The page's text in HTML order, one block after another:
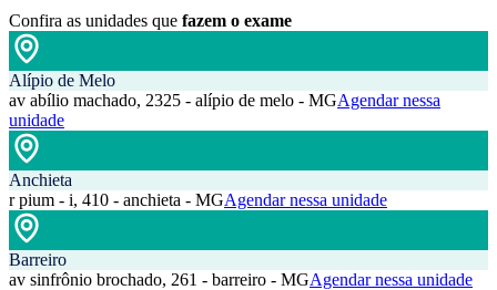
Confira as unidades que fazem o exame
Alípio de Melo
av abílio machado, 2325 - alípio de melo - MGAgendar nessa
unidade
Anchieta
r pium - i, 410 - anchieta - MGAgendar nessa unidade
Barreiro
av sinfrônio brochado, 261 - barreiro - MGAgendar nessa unidade